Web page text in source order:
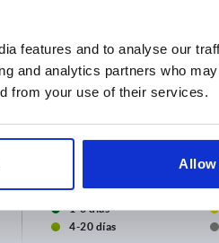
features and to analyse our
and analytics partners who
from your use of their services.
Allow
D
3,5
1-3 días
4-20 días